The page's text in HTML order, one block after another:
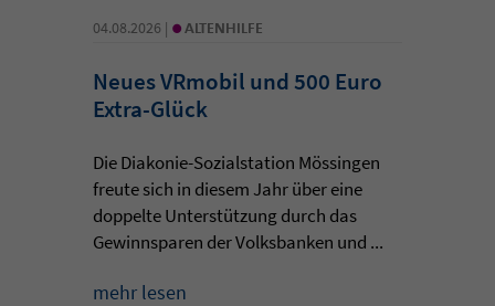
04.08.2026 | • ALTENHILFE
Neues VRmobil und 500 Euro
Extra-Glück
Die Diakonie-Sozialstation Mössingen
freute sich in diesem Jahr über eine
doppelte Unterstützung durch das
Gewinnsparen der Volksbanken und ...
mehr lesen